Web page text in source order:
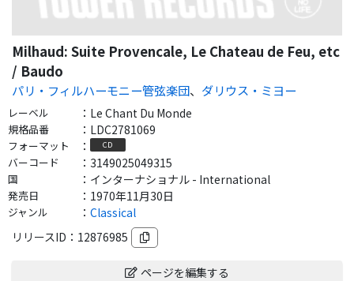
Milhaud: Suite Provencale, Le Chateau de Feu, etc
/ Baudo
パリ・フィルハーモニー管弦楽団、 ダリウス・ミヨー
レーベル ： Le Chant Du Monde
規格品番 ： LDC2781069
フォーマット ： CD
バーコード ： 3149025049315
国 ： インターナショナル - International
発売日 ： 1970年11月30日
ジャンル ： Classical
リリースID： 12876985
ページを編集する